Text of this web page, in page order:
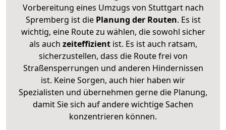
Vorbereitung eines Umzugs von Stuttgart nach
Spremberg ist diePlanung der Routen. Es ist
wichtig, eine Route zu wählen, die sowohl sicher
als auch zeiteffizientist. Es ist auch ratsam,
sicherzustellen, dass die Route frei von
Straßensperrungen und anderen Hindernissen
ist. Keine Sorgen, auch hier haben wir
Spezialisten und übernehmen gerne die Planung,
damit Sie sich auf andere wichtige Sachen
konzentrieren können.